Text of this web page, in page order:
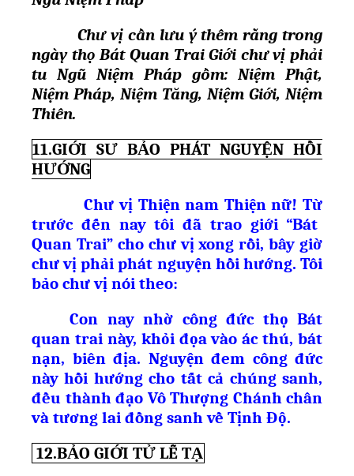
Chư vị cần lưu ý thêm rằng trong
ngày thọ Bát Quan Trai Giới chư vị phải
tu Ngũ Niệm Pháp gồm: Niệm Phật,
Niệm Pháp, Niệm Tăng, Niệm Giới, Niệm
Thiên.
11.GIỚI SƯ BẢO PHÁT NGUYỆN HỒI
HƯỚNG
Chư vị Thiện nam Thiện nữ! Từ
trước đến nay tôi đã trao giới “Bát
Quan Trai” cho chư vịxong rồi, bây giờ
chư vị phải phát nguyện hồi hướng. Tôi
bảo chư vị nói theo:
Con nay nhờ công đức thọ Bát
quan trai này, khỏi đọa vào ác thú, bát
nạn, biên địa. Nguyện đem công đức
này hồi hướng cho tất cả chúng sanh,
đều thành đạo Vô Thượng Chánh chân
và tương lai đồng sanh về Tịnh Độ.
12.BẢO GIỚI TỬ LỄ TẠ